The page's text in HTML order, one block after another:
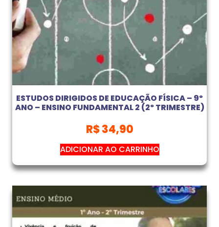
ESTUDOS DIRIGIDOS DE EDUCAÇÃO FÍSICA – 9º
ANO – ENSINO FUNDAMENTAL 2 (2º TRIMESTRE)
R$34,90
ADICIONAR AO CARRINHO